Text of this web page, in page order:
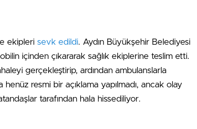
ekipleri sevk edildi. Aydın Büyükşehir Belediyesi
içinden çıkararak sağlık ekiplerine teslim etti.
gerçekleştirip, ardından ambulanslarla
henüz resmi bir açıklama yapılmadı, ancak olay
tarafından hala hissediliyor.